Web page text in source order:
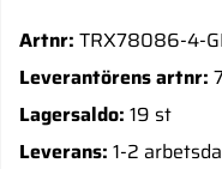
Artnr: TRX78086-4-
Leverantörens artnr:
Lagersaldo: 19 st
Leverans: 1-2